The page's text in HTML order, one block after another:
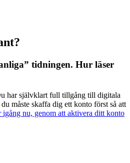
tidningen. Hur läser
har självklart full tillgång till digitala
måste skaffa dig ett konto först så att
igång nu, genom att aktivera ditt konto